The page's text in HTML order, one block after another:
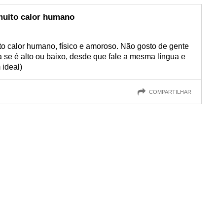
calor humano
calor humano, físico e amoroso. Não gosto de gente
se é alto ou baixo, desde que fale a mesma língua e
ideal)
COMPARTILHAR